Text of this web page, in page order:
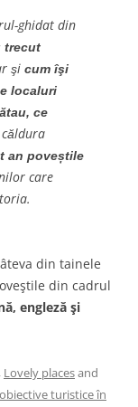
ghidat din
trecut
şi cum îşi
localuri
ce
căldura
an poveștile
care
din tainele
din cadrul
engleză şi
, Lovely placesand
obiective turistice în